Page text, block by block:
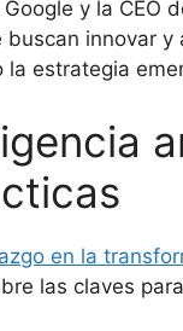
y la CEO
innovar
la estrategia
en la
las claves